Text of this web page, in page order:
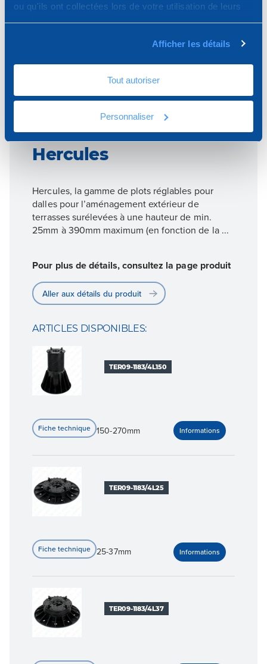
ou qu'ils ont collectées lors de votre utilisation de leurs
services.
Afficher les détails
Tout autoriser
Personnaliser
Plots Réglables Pour
Dalles à Tête
Autonivelante
Hercules
Hercules, la gamme de plots réglables pour
dalles pour l’aménagement extérieur de
terrasses surélevées à une hauteur de min.
25mm à 390mm maximum (en fonction de la ...
Pour plus de détails, consultez la page produit
Aller aux détails du produit
ARTICLES DISPONIBLES:
TER09-1183/4L150
150-270mm
TER09-1183/4L25
25-37mm
TER09-1183/4L37